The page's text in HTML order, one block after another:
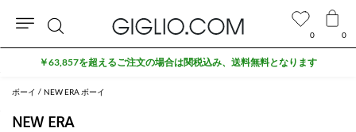
ボーイ NEW ERA ボーイ
NEW ERA
0 0
検
索
￥63,857を超えるご注文の場合は関税込み、送料無料となります